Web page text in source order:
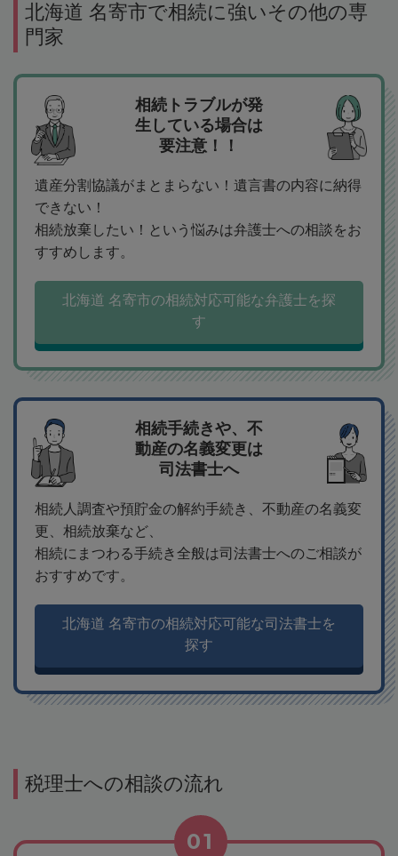
北海道 名寄市で相続に強いその他の専
門家
相続トラブルが発
生している場合は
要注意！！
遺産分割協議がまとまらない！遺言書の内容に納得
できない！
相続放棄したい！という悩みは弁護士への相談をお
すすめします。
北海道 名寄市の相続対応可能な弁護士を探
す
相続手続きや、不
動産の名義変更は
司法書士へ
相続人調査や預貯金の解約手続き、不動産の名義変
更、相続放棄など、
相続にまつわる手続き全般は司法書士へのご相談が
おすすめです。
北海道 名寄市の相続対応可能な司法書士を
探す
税理士への相談の流れ
01